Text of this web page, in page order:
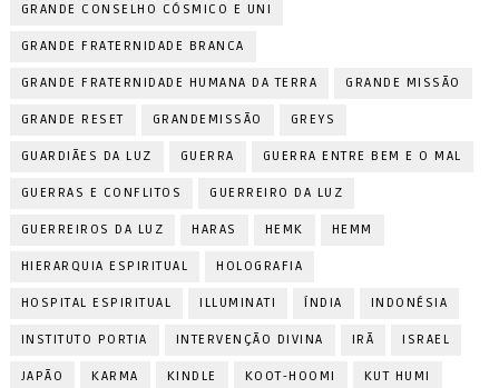
GRANDE CONSELHO CÓSMICO E UNI
GRANDE FRATERNIDADE BRANCA
GRANDE FRATERNIDADE HUMANA DA TERRA GRANDE MISSÃO
GRANDE RESET GRANDEMISSÃO GREYS
GUARDIÃES DA LUZ GUERRA GUERRA ENTRE BEM E O MAL
GUERRAS E CONFLITOS GUERREIRO DA LUZ
GUERREIROS DA LUZ HARAS HEMK HEMM
HIERARQUIA ESPIRITUAL HOLOGRAFIA
HOSPITAL ESPIRITUAL ILLUMINATI ÍNDIA INDONÉSIA
INSTITUTO PORTIA INTERVENÇÃO DIVINA IRÃ ISRAEL
JAPÃO KARMA KINDLE KOOT-HOOMI KUT HUMI